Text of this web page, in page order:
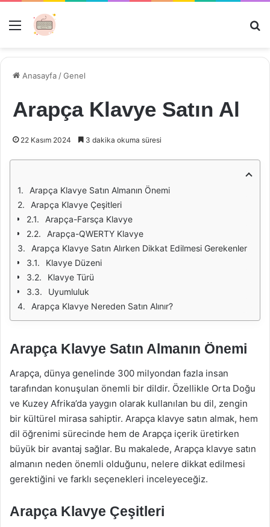
Menü
Anasayfa /Genel
Arapça Klavye Satın Al
22 Kasım 2024 3 dakika okuma süresi
Arapça Klavye Satın Almanın Önemi
Arapça Klavye Çeşitleri
Arapça-Farsça Klavye
Arapça-QWERTY Klavye
Arapça Klavye Satın Alırken Dikkat Edilmesi Gerekenler
Klavye Düzeni
Klavye Türü
Uyumluluk
Arapça Klavye Nereden Satın Alınır?
Arapça Klavye Satın Almanın Önemi
Arapça, dünya genelinde 300 milyondan fazla insan
tarafından konuşulan önemli bir dildir. Özellikle Orta Doğu
ve Kuzey Afrika’da yaygın olarak kullanılan bu dil, zengin
bir kültürel mirasa sahiptir. Arapça klavye satın almak, hem
dil öğrenimi sürecinde hem de Arapça içerik üretirken
büyük bir avantaj sağlar. Bu makalede, Arapça klavye satın
almanın neden önemli olduğunu, nelere dikkat edilmesi
gerektiğini ve farklı seçenekleri inceleyeceğiz.
Arapça Klavye Çeşitleri